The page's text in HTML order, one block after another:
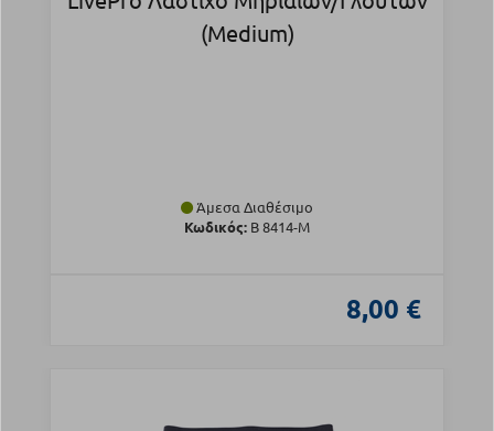
(Medium)
Άμεσα Διαθέσιμο
Κωδικός: Β 8414-M
8,00 €